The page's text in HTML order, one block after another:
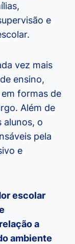
e
vez mais
ensino,
formas de
Além de
alunos, o
pela
e
escolar
a
ambiente